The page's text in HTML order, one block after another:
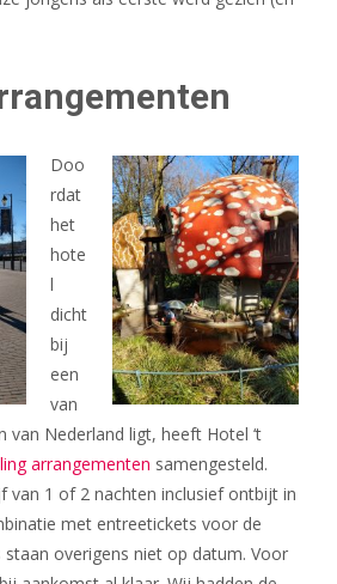
Doo
rdat
het
hote
l
dicht
bij
een
van
van Nederland ligt, heeft Hotel ‘t
arrangementen samengesteld.
van 1 of 2 nachten inclusief ontbijt in
met entreetickets voor de
staan overigens niet op datum. Voor